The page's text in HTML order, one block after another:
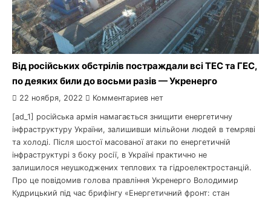
Від російських обстрілів постраждали всі ТЕС та ГЕС,
по деяких били до восьми разів — Укренерго
22 ноября, 2022 Комментариев нет
[ad_1] російська армія намагається знищити енергетичну
інфраструктуру України, залишивши мільйони людей в темряві
та холоді. Після шостої масованої атаки по енергетичній
інфраструктурі з боку росії, в Україні практично не
залишилося неушкоджених теплових та гідроелектростанцій.
Про це повідомив голова правління Укренерго Володимир
Кудрицький під час брифінгу «Енергетичний фронт: стан